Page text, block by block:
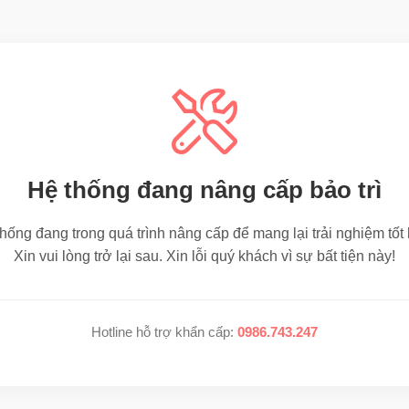
Hệ thống đang nâng cấp bảo trì
đang trong quá trình nâng cấp để mang lại trải nghiệm tốt
Xin vui lòng trở lại sau. Xin lỗi quý khách vì sự bất tiện này!
Hotline hỗ trợ khẩn cấp: 0986.743.247